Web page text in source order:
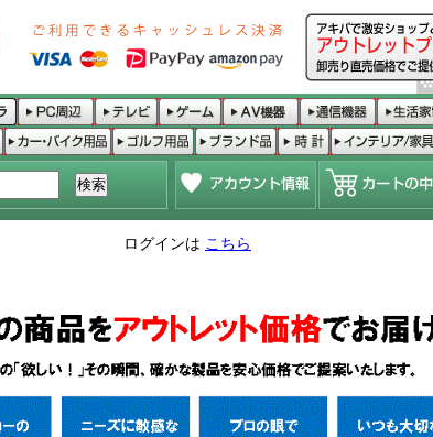
ログインは こちら